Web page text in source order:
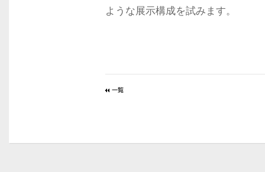
ような展示構成を試みます。